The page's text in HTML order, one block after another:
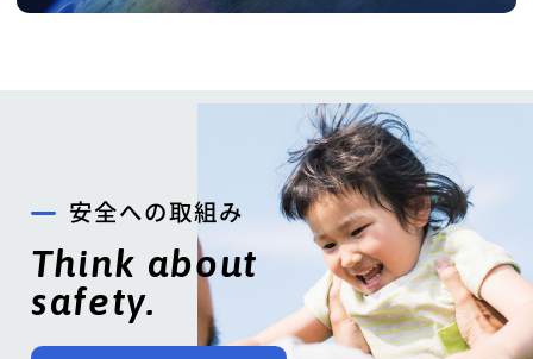
安全への取組み
Think about
safety.